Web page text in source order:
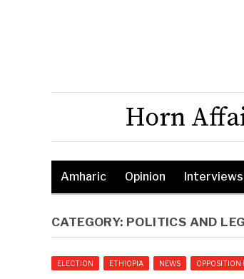
Horn
Amharic Opinion Interviews
CATEGORY: POLITICS AND
ELECTION ETHIOPIA NEWS OPPOSITION